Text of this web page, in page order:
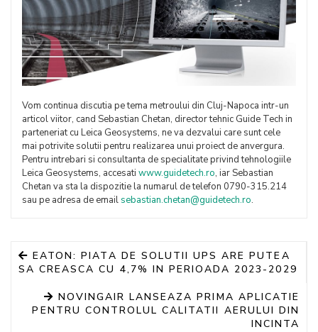
Vom continua discutia pe tema metroului din Cluj-Napoca intr-un
articol viitor, cand Sebastian Chetan, director tehnic Guide Tech in
parteneriat cu Leica Geosystems, ne va dezvalui care sunt cele
mai potrivite solutii pentru realizarea unui proiect de anvergura.
Pentru intrebari si consultanta de specialitate privind tehnologiile
Leica Geosystems, accesati www.guidetech.ro, iar Sebastian
Chetan va sta la dispozitie la numarul de telefon 0790-315.214
sau pe adresa de email sebastian.chetan@guidetech.ro.
EATON: PIATA DE SOLUTII UPS ARE PUTEA
SA CREASCA CU 4,7% IN PERIOADA 2023-2029
NOVINGAIR LANSEAZA PRIMA APLICATIE
PENTRU CONTROLUL CALITATII AERULUI DIN
INCINTA